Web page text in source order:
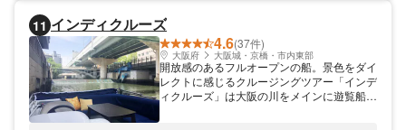
11 インディクルーズ
4.6(37件)
大阪府 大阪城・京橋・市内東部
開放感のあるフルオープンの船。景色をダイ
レクトに感じるクルージングツアー「インデ
ィクルーズ」は大阪の川をメインに遊覧船を